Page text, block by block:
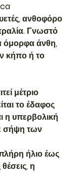
ανθοφόρο
Γνωστό
όμορφα άνθη,
κήπο ή το
μέτριο
το έδαφος
η υπερβολική
σήψη των
ήλιο έως
η